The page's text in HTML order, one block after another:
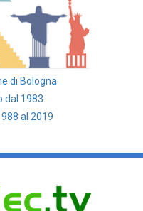
di Bologna
dal 1983
al 2019